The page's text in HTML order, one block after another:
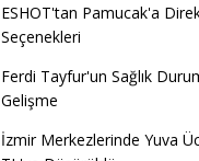
ESHOT'tan Pamucak'a
Seçenekleri
Ferdi Tayfur'un Sağlık
Gelişme
İzmir Merkezlerinde Yuva